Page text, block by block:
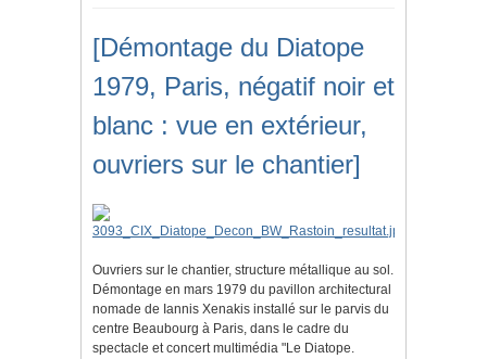
[Démontage du Diatope
1979, Paris, négatif noir et
blanc : vue en extérieur,
ouvriers sur le chantier]
Ouvriers sur le chantier, structure métallique au sol.
Démontage en mars 1979 du pavillon architectural
nomade de Iannis Xenakis installé sur le parvis du
centre Beaubourg à Paris, dans le cadre du
spectacle et concert multimédia "Le Diatope.